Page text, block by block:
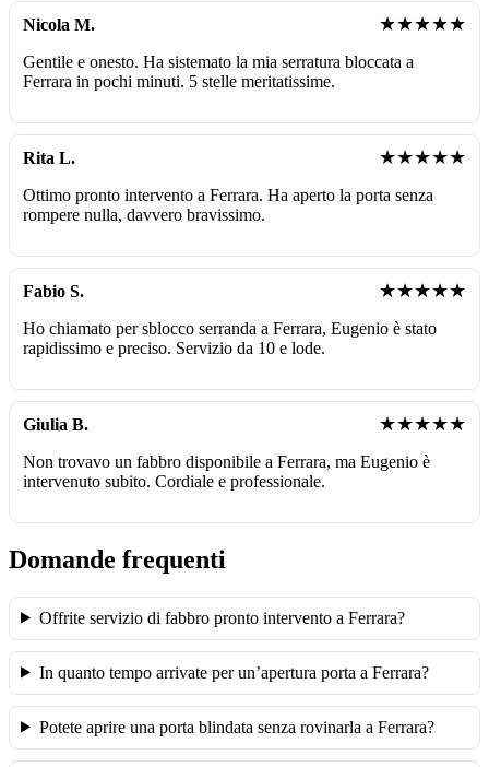
Nicola M. ★★★★★
Gentile e onesto. Ha sistemato la mia serratura bloccata a
Ferrara in pochi minuti. 5 stelle meritatissime.
Rita L. ★★★★★
Ottimo pronto intervento a Ferrara. Ha aperto la porta senza
rompere nulla, davvero bravissimo.
Fabio S. ★★★★★
Ho chiamato per sblocco serranda a Ferrara, Eugenio è stato
rapidissimo e preciso. Servizio da 10 e lode.
Giulia B. ★★★★★
Non trovavo un fabbro disponibile a Ferrara, ma Eugenio è
intervenuto subito. Cordiale e professionale.
Domande frequenti
Offrite servizio di fabbro pronto intervento a Ferrara?
In quanto tempo arrivate per un’apertura porta a Ferrara?
Potete aprire una porta blindata senza rovinarla a Ferrara?